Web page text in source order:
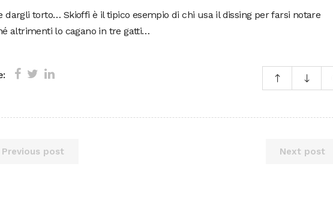
dargli torto… Skioffi è il tipico esempio di chi usa il dissing per farsi notare
altrimenti lo cagano in tre gatti…
Previous post Next post